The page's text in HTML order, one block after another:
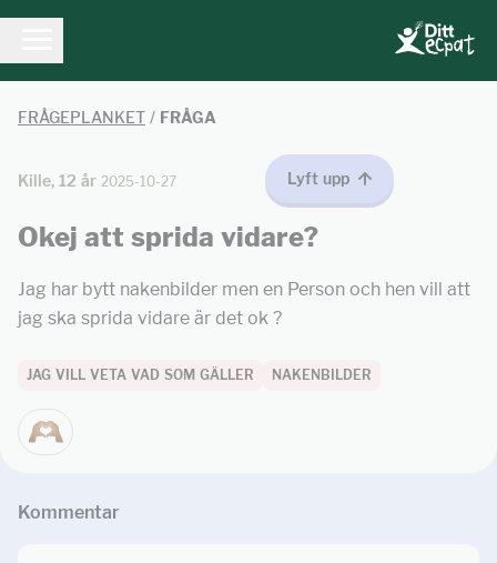
FRÅGEPLANKET / FRÅGA
Kille, 12 år 2025-10-27 Lyft upp
Okej att sprida vidare?
Jag har bytt nakenbilder men en Person och hen vill att
jag ska sprida vidare är det ok ?
JAG VILL VETA VAD SOM GÄLLER NAKENBILDER
Kommentar